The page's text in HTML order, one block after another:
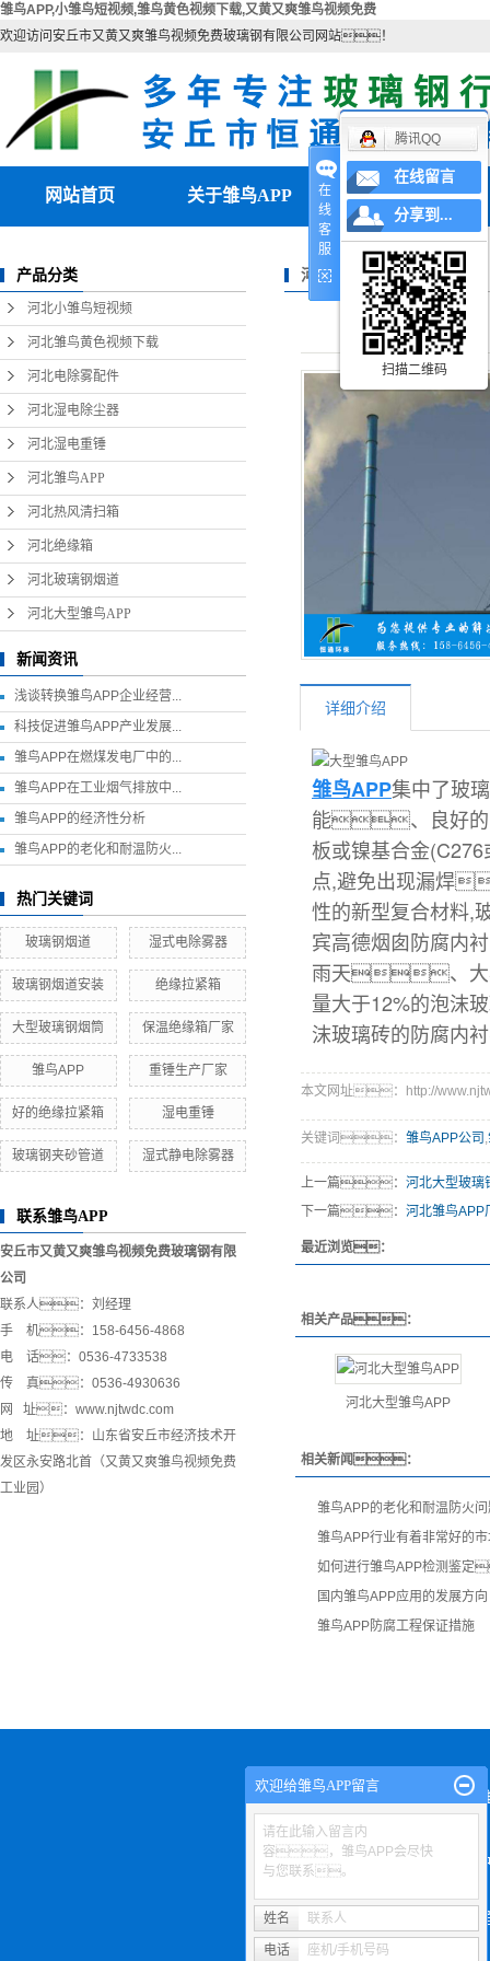
雏鸟APP,小雏鸟短视频,雏鸟黄色视频下载,又黄又爽雏鸟视频免费
欢迎访问安丘市又黄又爽雏鸟视频免费玻璃钢有限公司网站！
网站首页 关于雏鸟APP
联系雏鸟APP
营业执照
产品中心
河北小雏鸟短视频
河北雏鸟黄色视频下载
河北电除雾配件
河北湿电除尘器
河北湿电重锤
河北雏鸟APP
河北热风清扫箱
河北玻璃钢烟道
河北大型雏鸟APP
产品分类
河北小雏鸟短视频
河北雏鸟黄色视频下载
河北电除雾配件
河北湿电除尘器
河北湿电重锤
河北雏鸟APP
河北热风清扫箱
河北绝缘箱
河北玻璃钢烟道
河北大型雏鸟APP
新闻资讯
浅谈转换雏鸟APP企业经营...
科技促进雏鸟APP产业发展...
雏鸟APP在燃煤发电厂中的...
雏鸟APP在工业烟气排放中...
雏鸟APP的经济性分析
雏鸟APP的老化和耐温防火...
热门关键词
玻璃钢烟道 湿式电除雾器
玻璃钢烟道安装 绝缘拉紧箱
大型玻璃钢烟筒 保温绝缘箱厂家
雏鸟APP 重锤生产厂家
好的绝缘拉紧箱 湿电重锤
玻璃钢夹砂管道 湿式静电除雾器
联系雏鸟APP
安丘市又黄又爽雏鸟视频免费玻璃钢有限
公司
联系人：刘经理
手 机：158-6456-4868
电 话：0536-4733538
传 真：0536-4930636
网 址：www.njtwdc.com
地 址：山东省安丘市经济技术开
发区永安路北首（又黄又爽雏鸟视频免费
工业园）
河北雏鸟APP
详细介绍
雏鸟APP集中了玻
能、良好的
板或镍基合金
点,避免出现漏焊
性的新型复合材料,
宾高德烟囱防腐内
雨天、大
量大于12%的泡沫
沫玻璃砖的防腐内
本文网址：http://
关键词： 雏鸟APP公司
上一篇： 河北大型玻璃
下一篇： 河北雏鸟APP
最近浏览：
相关产品：
河北大型雏鸟APP
相关新闻：
雏鸟APP的老化和耐温防火
雏鸟APP行业有着非常好
如何进行雏鸟APP检测鉴定
国内雏鸟APP应用的发展方向
雏鸟APP防腐工程保证措施
关于
产
工
在
线
客
服
腾讯QQ
在线留言
分享到...
扫描二维码
欢迎给雏鸟APP留言
请在此输入留言内
容，雏鸟APP会尽快
与您联系。
姓名 联系人
电话 座机/手机号码